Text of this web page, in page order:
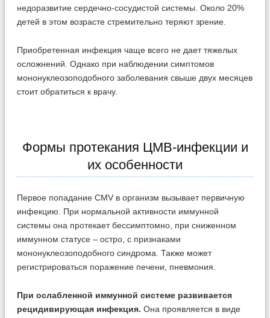
недоразвитие сердечно-сосудистой системы. Около 20%
детей в этом возрасте стремительно теряют зрение.
Приобретенная инфекция чаще всего не дает тяжелых
осложнений. Однако при наблюдении симптомов
мононуклеозоподобного заболевания свыше двух месяцев
стоит обратиться к врачу.
Формы протекания ЦМВ-инфекции и
их особенности
Первое попадание CMV в организм вызывает первичную
инфекцию. При нормальной активности иммунной
системы она протекает бессимптомно, при сниженном
иммунном статусе – остро, с признаками
мононуклеозоподобного синдрома. Также может
регистрироваться поражение печени, пневмония.
При ослабленной иммунной системе развивается
рецидивирующая инфекция. Она проявляется в виде